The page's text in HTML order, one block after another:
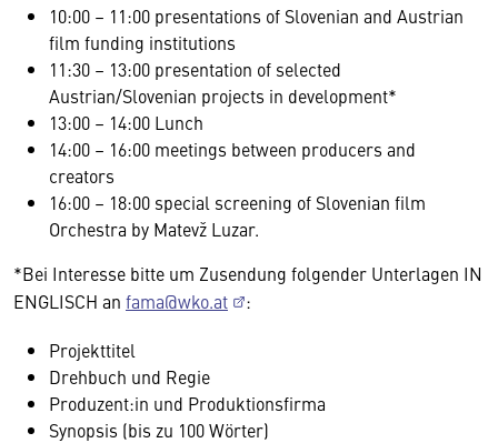
10:00 – 11:00 presentations of Slovenian and Austrian
film funding institutions
11:30 – 13:00 presentation of selected
Austrian/Slovenian projects in development*
13:00 – 14:00 Lunch
14:00 – 16:00 meetings between producers and
creators
16:00 – 18:00 special screening of Slovenian film
Orchestra by Matevž Luzar.
*Bei Interesse bitte um Zusendung folgender Unterlagen IN
ENGLISCH an fama@wko.at
:
Projekttitel
Drehbuch und Regie
Produzent:in und Produktionsfirma
Synopsis (bis zu 100 Wörter)